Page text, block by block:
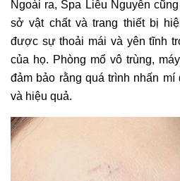
Ngoài ra, Spa Liễu Nguyễn
sở vật chất và trang thiết bị
được sự thoải mái và yên tĩnh
của họ. Phòng mổ vô trùng,
đảm bảo rằng quá trình nhấn mí
và hiệu quả.